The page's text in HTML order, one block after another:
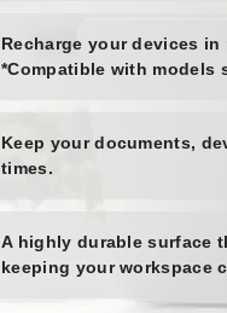
Recharge your devices
*Compatible with models
Keep your documents,
times.
A highly durable surface
keeping your workspace